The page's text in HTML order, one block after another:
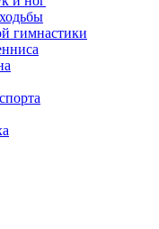
гимнастики